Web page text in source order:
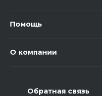
Помощь
О компании
Обратная связь